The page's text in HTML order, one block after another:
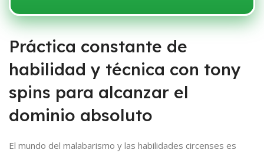
Práctica constante de
habilidad y técnica con tony
spins para alcanzar el
dominio absoluto
El mundo del malabarismo y las habilidades circenses es